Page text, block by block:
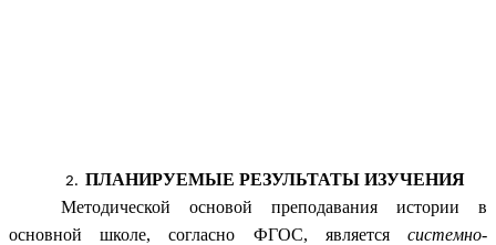
ПЛАНИРУЕМЫЕ РЕЗУЛЬТАТЫ ИЗУЧЕНИЯ
Методической основой преподавания истории в
основной школе, согласно ФГОС, является системно-